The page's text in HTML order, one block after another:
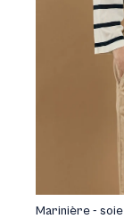
Marinière - soie